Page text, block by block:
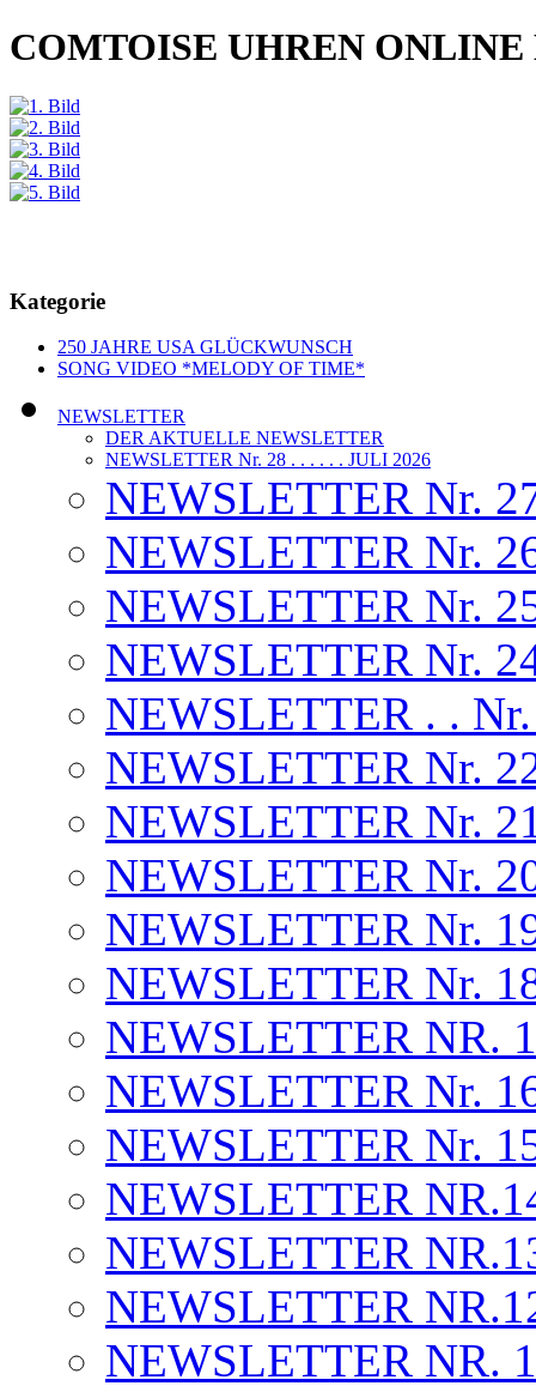
COMTOISE UHREN ONLINE
Kategorie
250 JAHRE USA GLÜCKWUNSCH
SONG VIDEO *MELODY OF TIME*
NEWSLETTER
DER AKTUELLE NEWSLETTER
NEWSLETTER Nr. 28 . . . . . . JULI 2026
NEWSLETTER Nr.
NEWSLETTER Nr.
NEWSLETTER Nr.
NEWSLETTER Nr.
NEWSLETTER . .
NEWSLETTER Nr.
NEWSLETTER Nr.
NEWSLETTER Nr.
NEWSLETTER Nr.
NEWSLETTER Nr.
NEWSLETTER NR.
NEWSLETTER Nr.
NEWSLETTER Nr.
NEWSLETTER
NEWSLETTER
NEWSLETTER
NEWSLETTER NR.